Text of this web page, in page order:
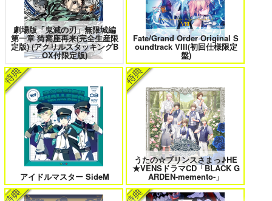
鉢屋三郎×尾浜勘右衛門
サンプル
カート
花金ラブアクシデント! 絶対ど～しても楽していきたいっ!
鬼上司・獄寺さんは暴かれたい。 6 恋してくれるな、マイバディ
みなと商事コインランドリー 7 光が死んだ夏 9
劇場版「鬼滅の刃」無限城編
第一章 猗窩座再来(完全生産限
定版) (アクリルスタッキングB
OX付限定版)
Fate/Grand Order Original S
oundtrack VIII(初回仕様限定
盤)
アイドルマスター SideM
うたの☆プリンスさまっ♪HE
★VENSドラマCD「BLACK G
ARDEN-memento-」